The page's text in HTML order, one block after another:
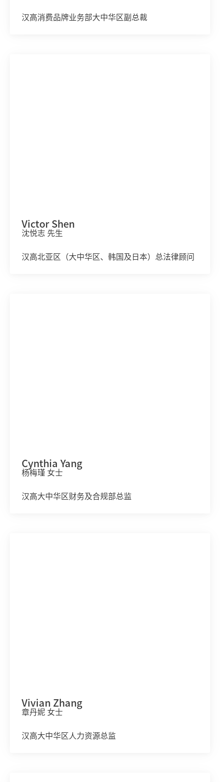
汉高消费品牌业务部大中华区副总裁
Victor Shen
沈悦志 先生
汉高北亚区（大中华区、韩国及日本）总法律顾问
Cynthia Yang
杨梅瑾 女士
汉高大中华区财务及合规部总监
Vivian Zhang
章丹妮 女士
汉高大中华区人力资源总监